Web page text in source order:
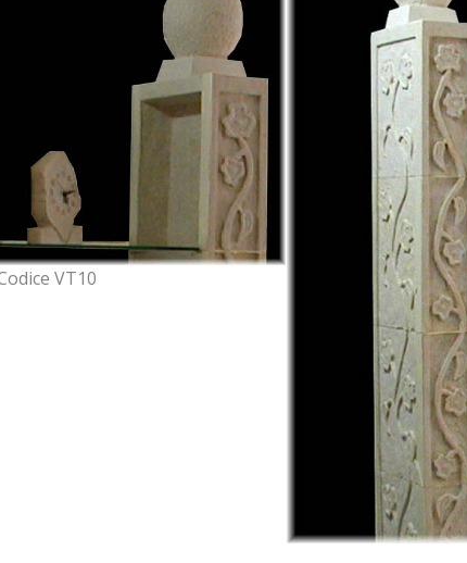
VT10